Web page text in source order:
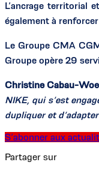
L’ancrage territorial
également à
Le Groupe CMA
Groupe opère 29
Christine Cabau-
NIKE, qui s’est
dupliquer et
S’abonner aux
Partager sur